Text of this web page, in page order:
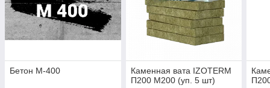
Бетон М-400
Каменная вата IZOTERM
П200 М200 (уп. 5 шт)